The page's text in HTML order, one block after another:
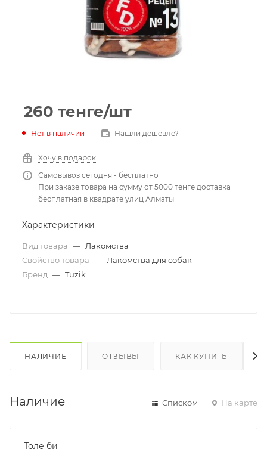
260 тенге/шт
Нет в наличии Нашли дешевле?
Хочу в подарок
Самовывоз сегодня - бесплатно
При заказе товара на сумму от 5000 тенге доставка
бесплатная в квадрате улиц Алматы
Характеристики
Вид товара — Лакомства
Свойство товара — Лакомства для собак
Бренд — Tuzik
НАЛИЧИЕ ОТЗЫВЫ КАК КУПИТЬ
Наличие Списком На карте
Толе би